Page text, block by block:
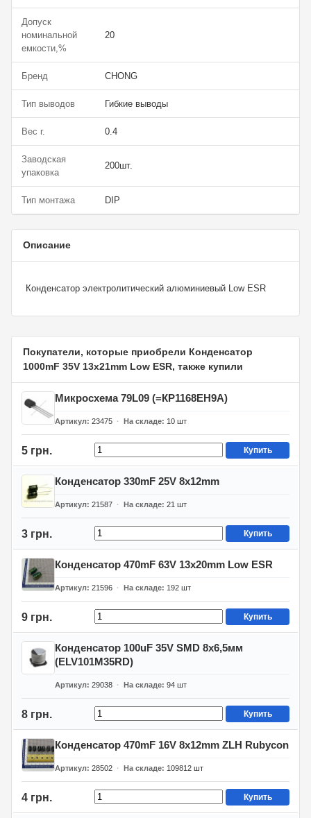
Допуск
номинальной
емкости,%
20
Бренд CHONG
Тип выводов Гибкие выводы
Вес г. 0.4
Заводская
упаковка
200шт.
Тип монтажа DIP
Описание
Конденсатор электролитический алюминиевый Low ESR
Покупатели, которые приобрели Конденсатор
1000mF 35V 13x21mm Low ESR, также купили
Микросхема 79L09 (=КР1168ЕН9А)
Артикул 23475 На складе 10 шт
5 грн. Купить
Конденсатор 330mF 25V 8x12mm
Артикул 21587 На складе 21 шт
3 грн. Купить
Конденсатор 470mF 63V 13x20mm Low ESR
Артикул 21596 На складе 192 шт
9 грн. Купить
Конденсатор 100uF 35V SMD 8x6,5мм
(ELV101M35RD)
Артикул 29038 На складе 94 шт
8 грн. Купить
Конденсатор 470mF 16V 8x12mm ZLH Rubycon
Артикул 28502 На складе 109812 шт
4 грн. Купить